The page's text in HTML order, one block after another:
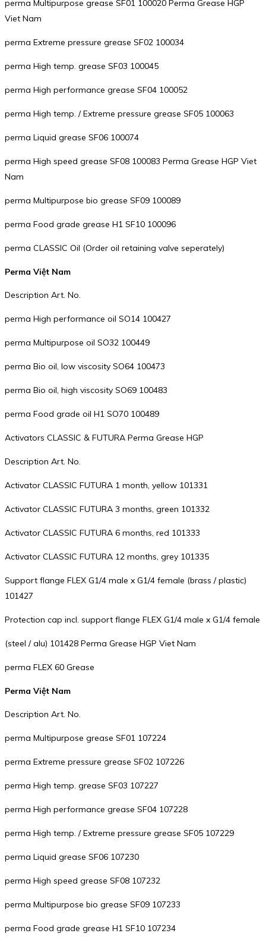
perma Multipurpose grease SF01 100020 Perma Grease HGP
Viet Nam
perma Extreme pressure grease SF02 100034
perma High temp. grease SF03 100045
perma High performance grease SF04 100052
perma High temp. / Extreme pressure grease SF05 100063
perma Liquid grease SF06 100074
perma High speed grease SF08 100083 Perma Grease HGP Viet
Nam
perma Multipurpose bio grease SF09 100089
perma Food grade grease H1 SF10 100096
perma CLASSIC Oil (Order oil retaining valve seperately)
Perma Việt Nam
Description Art. No.
perma High performance oil SO14 100427
perma Multipurpose oil SO32 100449
perma Bio oil, low viscosity SO64 100473
perma Bio oil, high viscosity SO69 100483
perma Food grade oil H1 SO70 100489
Activators CLASSIC & FUTURA Perma Grease HGP
Description Art. No.
Activator CLASSIC FUTURA 1 month, yellow 101331
Activator CLASSIC FUTURA 3 months, green 101332
Activator CLASSIC FUTURA 6 months, red 101333
Activator CLASSIC FUTURA 12 months, grey 101335
Support flange FLEX G1/4 male x G1/4 female (brass / plastic)
101427
Protection cap incl. support flange FLEX G1/4 male x G1/4 female
(steel / alu) 101428 Perma Grease HGP Viet Nam
perma FLEX 60 Grease
Perma Việt Nam
Description Art. No.
perma Multipurpose grease SF01 107224
perma Extreme pressure grease SF02 107226
perma High temp. grease SF03 107227
perma High performance grease SF04 107228
perma High temp. / Extreme pressure grease SF05 107229
perma Liquid grease SF06 107230
perma High speed grease SF08 107232
perma Multipurpose bio grease SF09 107233
perma Food grade grease H1 SF10 107234